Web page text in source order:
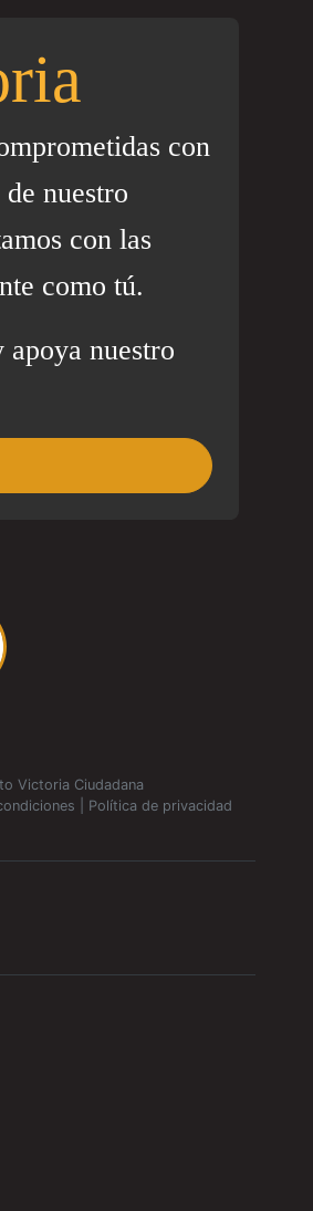
con
nuestro
con las
como tú.
nuestro
Victoria Ciudadana
Política de privacidad